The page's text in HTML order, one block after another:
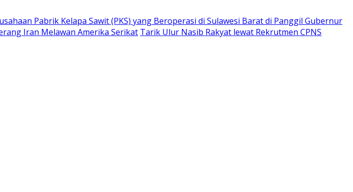
Pabrik Kelapa Sawit (PKS) yang Beroperasi di Sulawesi Barat di Panggil Gubernur
Iran Melawan Amerika Serikat Tarik Ulur Nasib Rakyat lewat Rekrutmen CPNS